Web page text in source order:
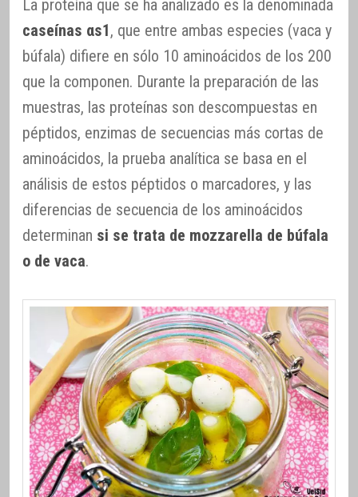
La proteína que se ha analizado es la denominada
caseínas αs1 , que entre ambas especies (vaca y
búfala) difiere en sólo 10 aminoácidos de los 200
que la componen. Durante la preparación de las
muestras, las proteínas son descompuestas en
péptidos, enzimas de secuencias más cortas de
aminoácidos, la prueba analítica se basa en el
análisis de estos péptidos o marcadores, y las
diferencias de secuencia de los aminoácidos
determinan si se trata de mozzarella de búfala
o de vaca.